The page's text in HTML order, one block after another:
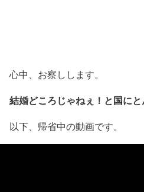
心中、お察しします。
結婚どころじゃねぇ！と国にと
以下、帰省中の動画です。